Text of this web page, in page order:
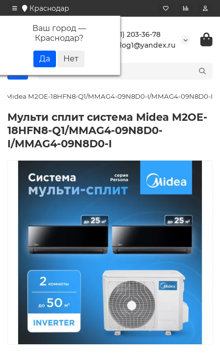
Краснодар
Ваш город —
Краснодар?
+7 (861) 203-36-78
buranlog1@yandex.ru
Midea M2OE-18HFN8-Q1/MMAG4-09N8D0-I/MMAG4-09N8D0-I
Мульти сплит система Midea M2OE-
18HFN8-Q1/MMAG4-09N8D0-
I/MMAG4-09N8D0-I